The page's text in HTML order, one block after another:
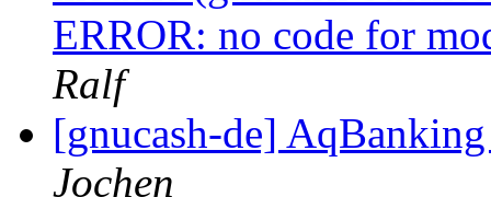
ERROR: no code for
Ralf
[gnucash-de]
Jochen